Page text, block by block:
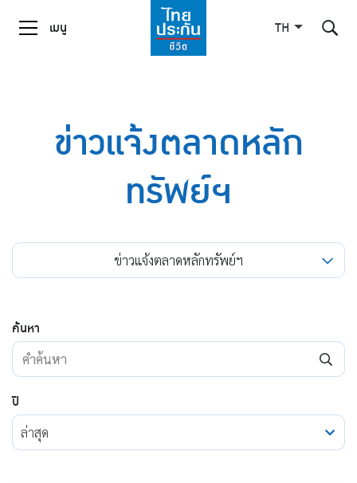
เมนู TH
ข่าวแจ้งตลาดหลัก
ทรัพย์ฯ
ข่าวแจ้งตลาดหลักทรัพย์ฯ
ค้นหา
ปี
ล่าสุด